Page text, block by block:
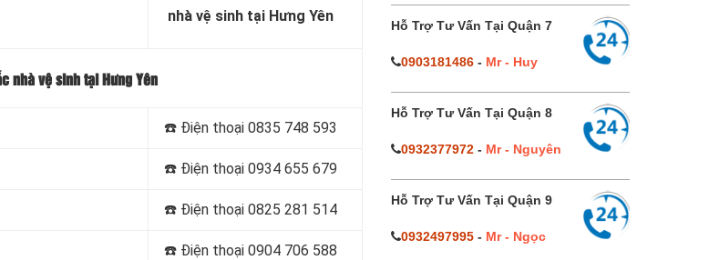
nhà vệ sinh tại Hưng Yên
nhà vệ sinh tại Hưng Yên
☎️ Điện thoại 0835 748 593
☎️ Điện thoại 0934 655 679
☎️ Điện thoại 0825 281 514
☎️ Điện thoại 0904 706 588
Hỗ Trợ Tư Vấn Tại Quận 7
0903181486- Mr - Huy
Hỗ Trợ Tư Vấn Tại Quận 8
0932377972- Mr - Nguyên
Hỗ Trợ Tư Vấn Tại Quận 9
0932497995- Mr - Ngọc